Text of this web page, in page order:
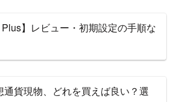
Plus】レビュー・初期設定の手順な
通貨現物、どれを買えば良い？選